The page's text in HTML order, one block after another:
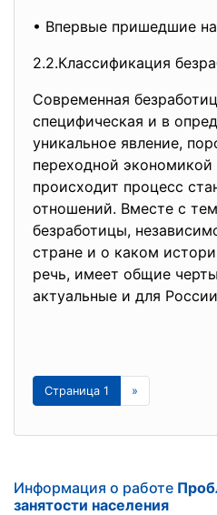
• Впервые пришедшие
2.2.Классификация
Современная
специфическая и в
уникальное явление,
переходной
происходит процесс
отношений. Вместе с
безработицы,
стране и о каком
речь, имеет общие
актуальные и для
Страница 1 »
Информация о работе
занятости населения